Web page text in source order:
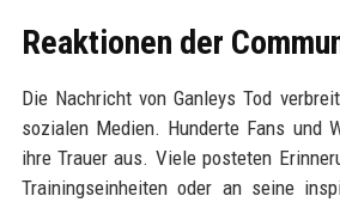
Reaktionen der
Die Nachricht von Ganleys Tod
sozialen Medien. Hunderte Fans und
ihre Trauer aus. Viele posteten
Trainingseinheiten oder an seine